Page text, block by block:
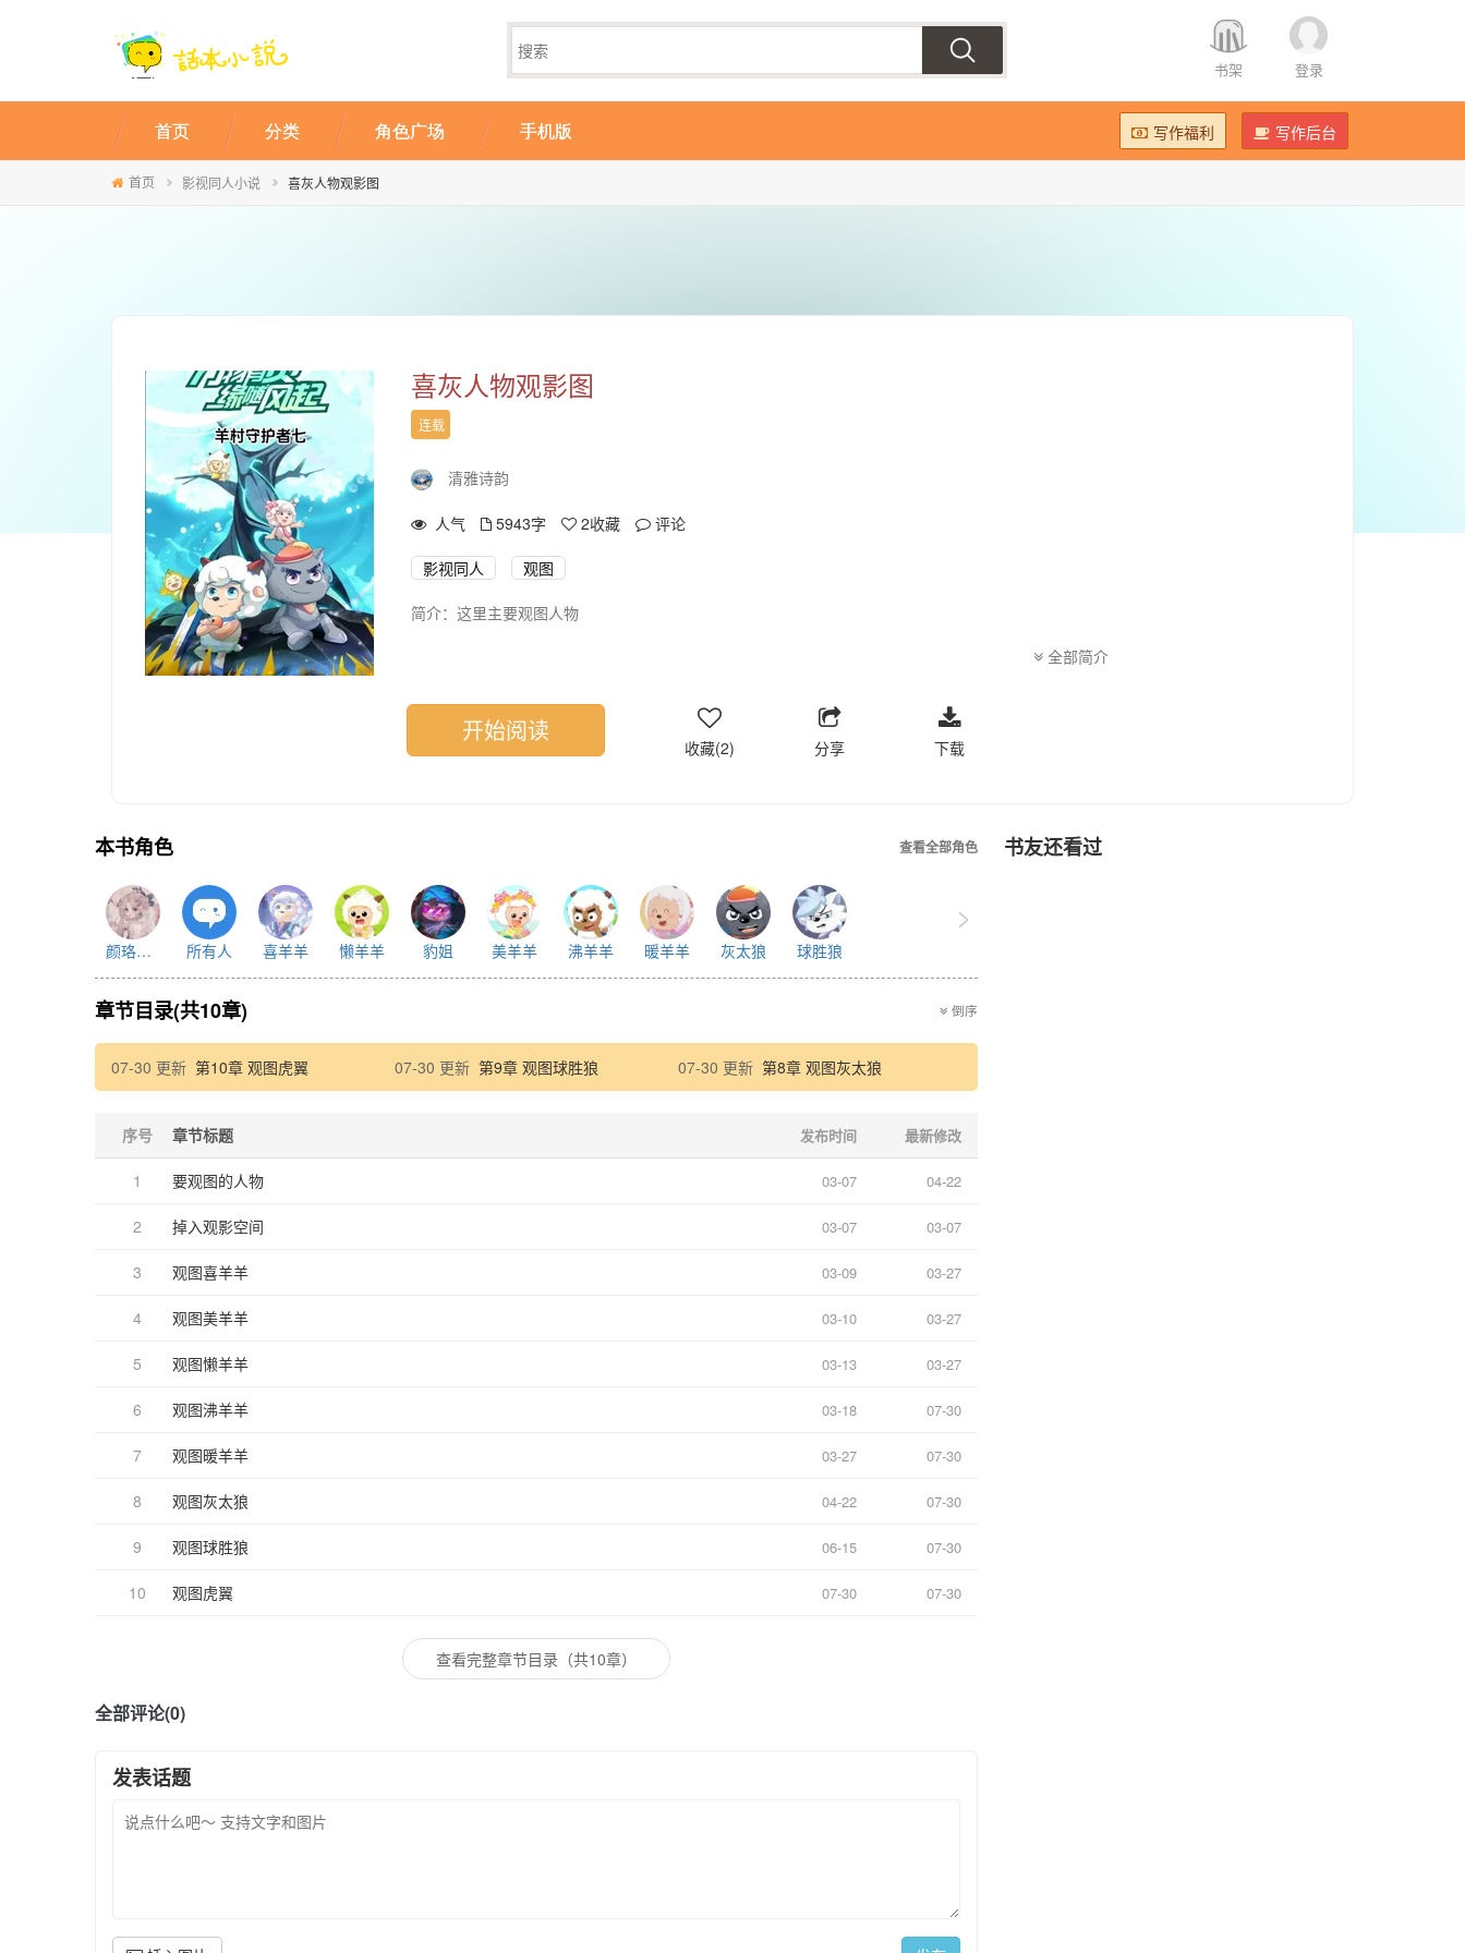
书架 登录
写作福利 写作后台
首页 分类 角色广场 手机版
首页 影视同人小说 喜灰人物观影图
喜灰人物观影图
连载
清雅诗韵
人气 5943字 2收藏 评论
影视同人 观图
简介：这里主要观图人物
全部简介
开始阅读
收藏(2) 分享 下载
本书角色 查看全部角色
颜珞珞（作者） 所有人 喜羊羊 懒羊羊 豹姐 美羊羊 沸羊羊 暖羊羊 灰太狼 球胜狼
>
章节目录(共10章) 倒序
07-30 更新 第10章 观图虎翼 07-30 更新 第9章 观图球胜狼 07-30 更新 第8章 观图灰太狼
序号 章节标题 发布时间 最新修改
1 要观图的人物 03-07 04-22
2 掉入观影空间 03-07 03-07
3 观图喜羊羊 03-09 03-27
4 观图美羊羊 03-10 03-27
5 观图懒羊羊 03-13 03-27
6 观图沸羊羊 03-18 07-30
7 观图暖羊羊 03-27 07-30
8 观图灰太狼 04-22 07-30
9 观图球胜狼 06-15 07-30
10 观图虎翼 07-30 07-30
查看完整章节目录（共10章）
全部评论(0)
发表话题
书友还看过